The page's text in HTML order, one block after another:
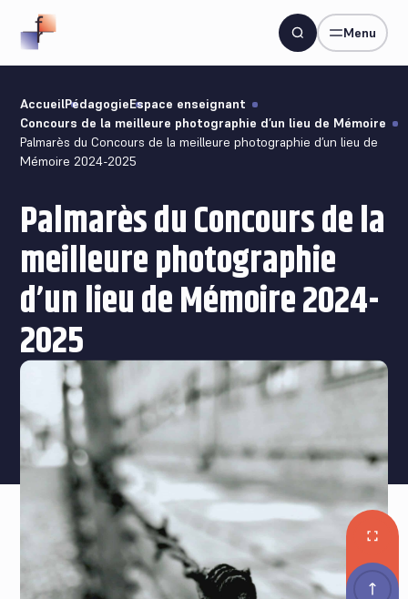
Menu
AccueilPédagogieEspace enseignant
Concours de la meilleure photographie d’un lieu de Mémoire
Palmarès du Concours de la meilleure photographie d’un lieu de
Mémoire 2024-2025
Palmarès du Concours de la
meilleure photographie
d’un lieu de Mémoire 2024-
2025